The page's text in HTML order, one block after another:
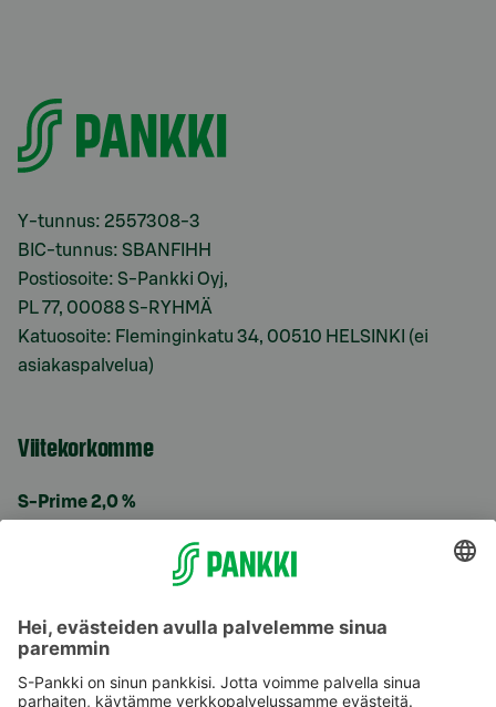
Y-tunnus: 2557308-3
BIC-tunnus: SBANFIHH
Postiosoite: S-Pankki Oyj,
PL 77, 00088 S-RYHMÄ
Katuosoite: Fleminginkatu 34, 00510 HELSINKI (ei
asiakaspalvelua)
Viitekorkomme
S-Prime 2,0 %